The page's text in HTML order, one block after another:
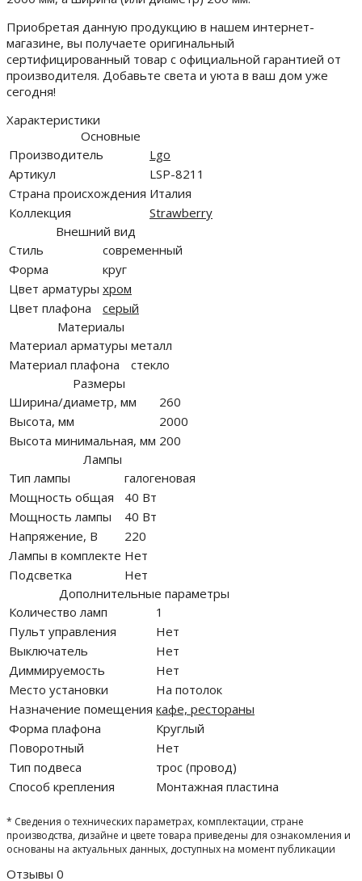
Приобретая данную продукцию в нашем интернет-
магазине, вы получаете оригинальный
сертифицированный товар с официальной гарантией от
производителя. Добавьте света и уюта в ваш дом уже
сегодня!
Характеристики
Основные
Производитель
Lgo
Артикул
LSP-8211
Страна происхождения Италия
Коллекция
Strawberry
Внешний вид
Стиль
современный
Форма
круг
Цвет арматуры хром
Цвет плафона
серый
Материалы
Материал арматуры металл
Материал плафона
стекло
Размеры
Ширина/диаметр, мм
260
Высота, мм
2000
Высота минимальная, мм 200
Лампы
Тип лампы
галогеновая
Мощность общая
40 Вт
Мощность лампы
40 Вт
Напряжение, В
220
Лампы в комплекте Нет
Подсветка
Нет
Дополнительные параметры
Количество ламп
1
Пульт управления
Нет
Выключатель
Нет
Диммируемость
Нет
Место установки
На потолок
Назначение помещения кафе, рестораны
Форма плафона
Круглый
Поворотный
Нет
Тип подвеса
трос (провод)
Способ крепления
Монтажная пластина
* Сведения о технических параметрах, комплектации, стране
производства, дизайне и цвете товара приведены для ознакомления и
основаны на актуальных данных, доступных на момент публикации
Отзывы 0